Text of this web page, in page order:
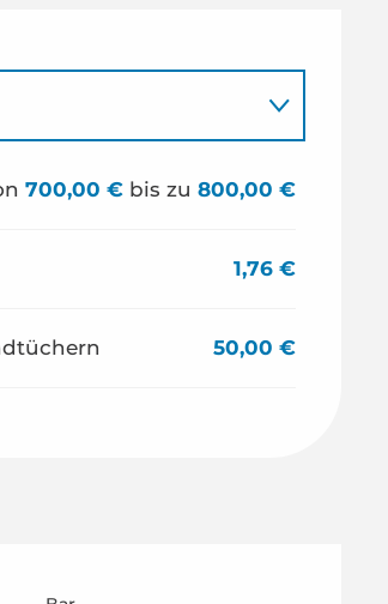
700,00 € bis zu800,00 €
1,76 €
50,00 €